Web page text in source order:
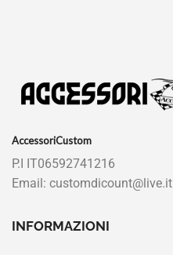
AccessoriCustom
P.I IT06592741216
Email: customdicount@live.it
INFORMAZIONI